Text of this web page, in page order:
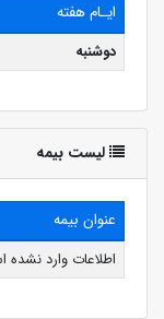
ایـام هفته
دوشنبه
لیست بیمه
عنوان بیمه
اطلاعات وارد